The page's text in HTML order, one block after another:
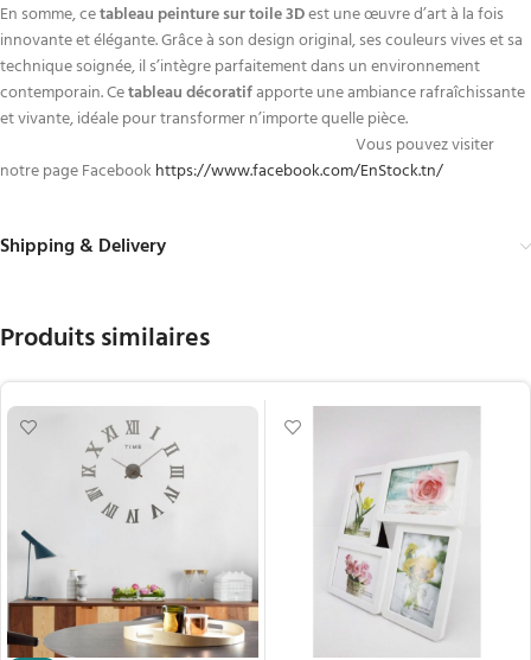
En somme, cetableau peinture sur toile 3Dest une œuvre d’art à la fois
innovante et élégante. Grâce à son design original, ses couleurs vives et sa
technique soignée, il s’intègre parfaitement dans un environnement
contemporain. Cetableau décoratifapporte une ambiance rafraîchissante
et vivante, idéale pour transformer n’importe quelle pièce.
Vous pouvez visiter
notre page Facebook https://www.facebook.com/EnStock.tn/
Shipping & Delivery
Produits similaires